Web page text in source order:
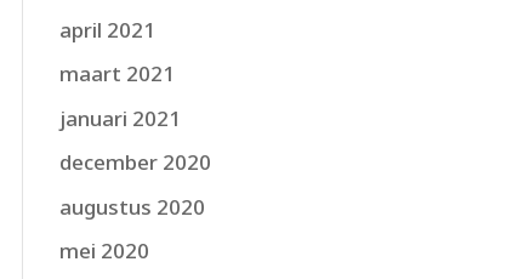
april 2021
maart 2021
januari 2021
december 2020
augustus 2020
mei 2020